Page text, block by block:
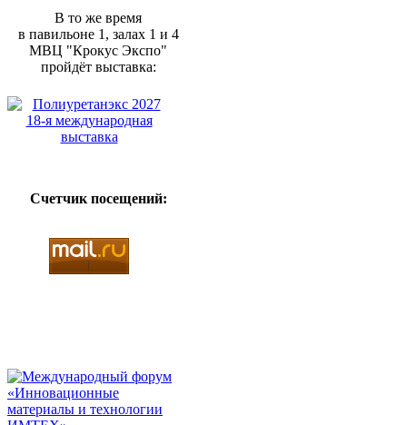
В то же время
в павильоне 1, залах 1 и 4
МВЦ "Крокус Экспо"
пройдёт выставка:
Счетчик посещений: